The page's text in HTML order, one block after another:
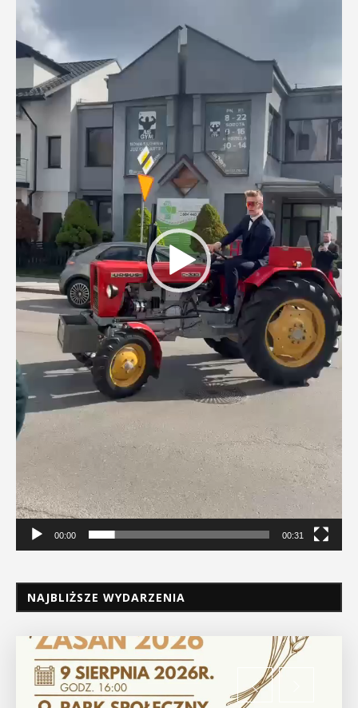
00:00 00:31
NAJBLIŻSZE WYDARZENIA